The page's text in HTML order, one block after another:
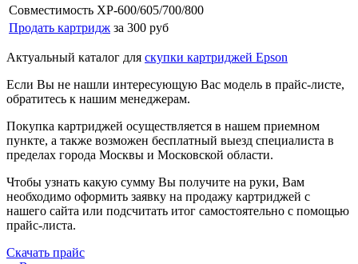
Совместимость XP-600/605/700/800
Продать картридж за 300 руб
Актуальный каталог для скупки картриджей Epson
Если Вы не нашли интересующую Вас модель в прайс-листе,
обратитесь к нашим менеджерам.
Покупка картриджей осуществляется в нашем приемном
пункте, а также возможен бесплатный выезд специалиста в
пределах города Москвы и Московской области.
Чтобы узнать какую сумму Вы получите на руки, Вам
необходимо оформить заявку на продажу картриджей с
нашего сайта или подсчитать итог самостоятельно с помощью
прайс-листа.
Скачать прайс